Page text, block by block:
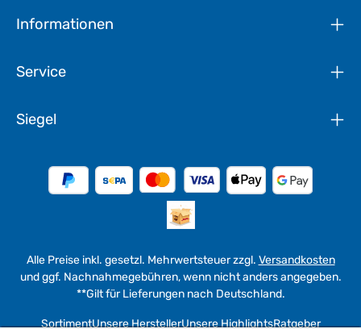
Informationen
Service
Siegel
Alle Preise inkl. gesetzl. Mehrwertsteuer zzgl. Versandkosten
und ggf. Nachnahmegebühren, wenn nicht anders angegeben.
**Gilt für Lieferungen nach Deutschland.
SortimentUnsere HerstellerUnsere HighlightsRatgeber